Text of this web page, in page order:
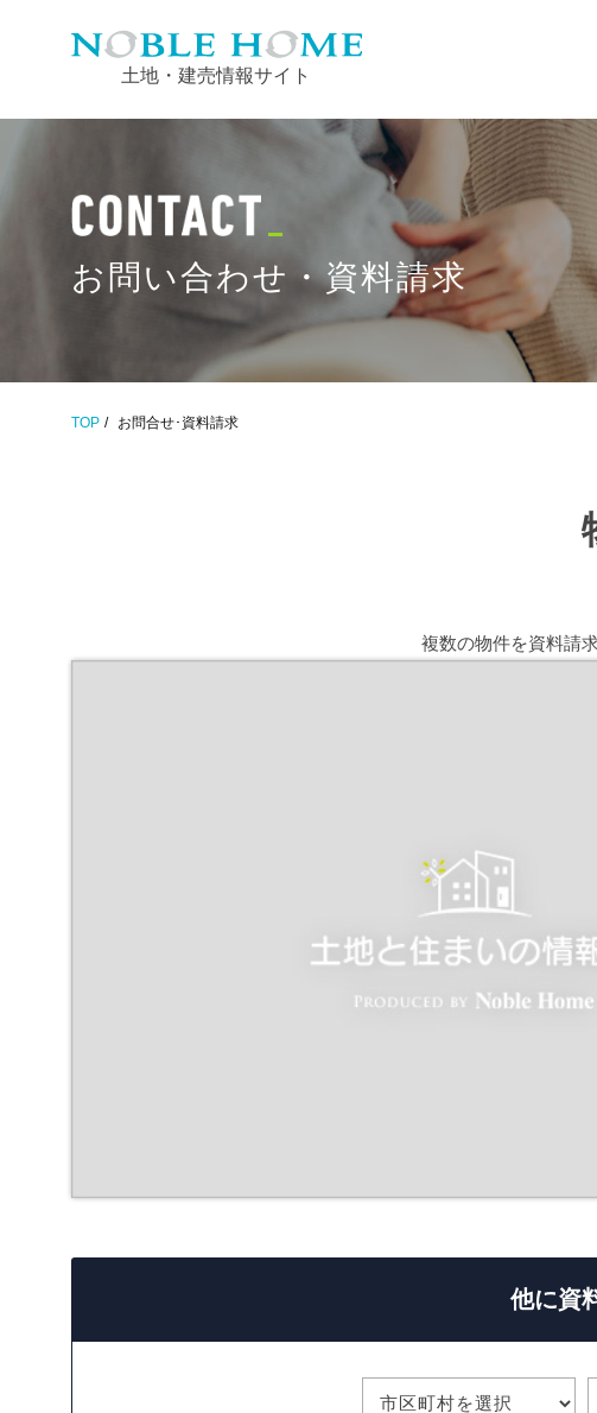
土地・建売情報サイト
お問い合わせ・資料請求
TOP お問合せ･資料請求
複数の物件を資料請
他に資